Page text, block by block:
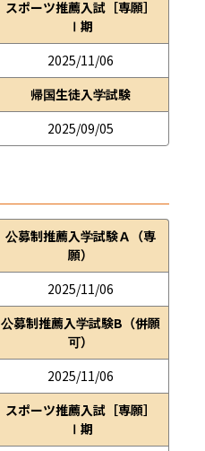
スポーツ推薦入試［専願］
Ⅰ期
2025/11/06
帰国生徒入学試験
2025/09/05
公募制推薦入学試験Ａ（専
願）
2025/11/06
公募制推薦入学試験B（併願
可）
2025/11/06
スポーツ推薦入試［専願］
Ⅰ期